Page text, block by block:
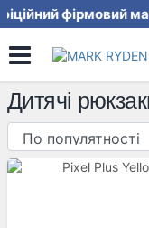
Дитячі